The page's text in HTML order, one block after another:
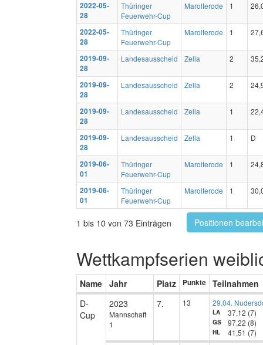
2022-05-
28
Thüringer
Feuerwehr-Cup
Marolterode 1
2022-05-
28
Thüringer
Feuerwehr-Cup
Marolterode 1
2019-09-
28
Landesausscheid Zella 2
2019-09-
28
Landesausscheid Zella 2
2019-09-
28
Landesausscheid Zella 1
2019-09-
28
Landesausscheid Zella 1 D
2019-06-
01
Thüringer
Feuerwehr-Cup
Marolterode 1
2019-06-
01
Thüringer
Feuerwehr-Cup
Marolterode 1
1 bis 10 von 73 Einträgen Positionen
Wettkampfserien
Name Jahr Platz Punkte
Teilnahmen
D-
Cup
2023
Mannschaft
1
7. 13 29.04.
LA 37,12 (7)
GS 97,22 (8)
HL 41,51 (7)